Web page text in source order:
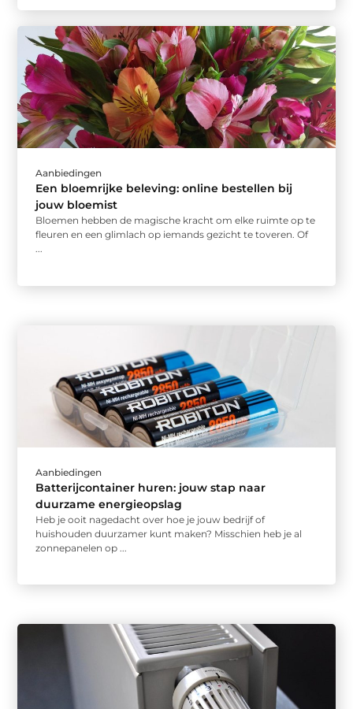
Aanbiedingen
Een bloemrijke beleving: online bestellen bij
jouw bloemist
Bloemen hebben de magische kracht om elke ruimte op te
fleuren en een glimlach op iemands gezicht te toveren. Of
...
Aanbiedingen
Batterijcontainer huren: jouw stap naar
duurzame energieopslag
Heb je ooit nagedacht over hoe je jouw bedrijf of
huishouden duurzamer kunt maken? Misschien heb je al
zonnepanelen op ...